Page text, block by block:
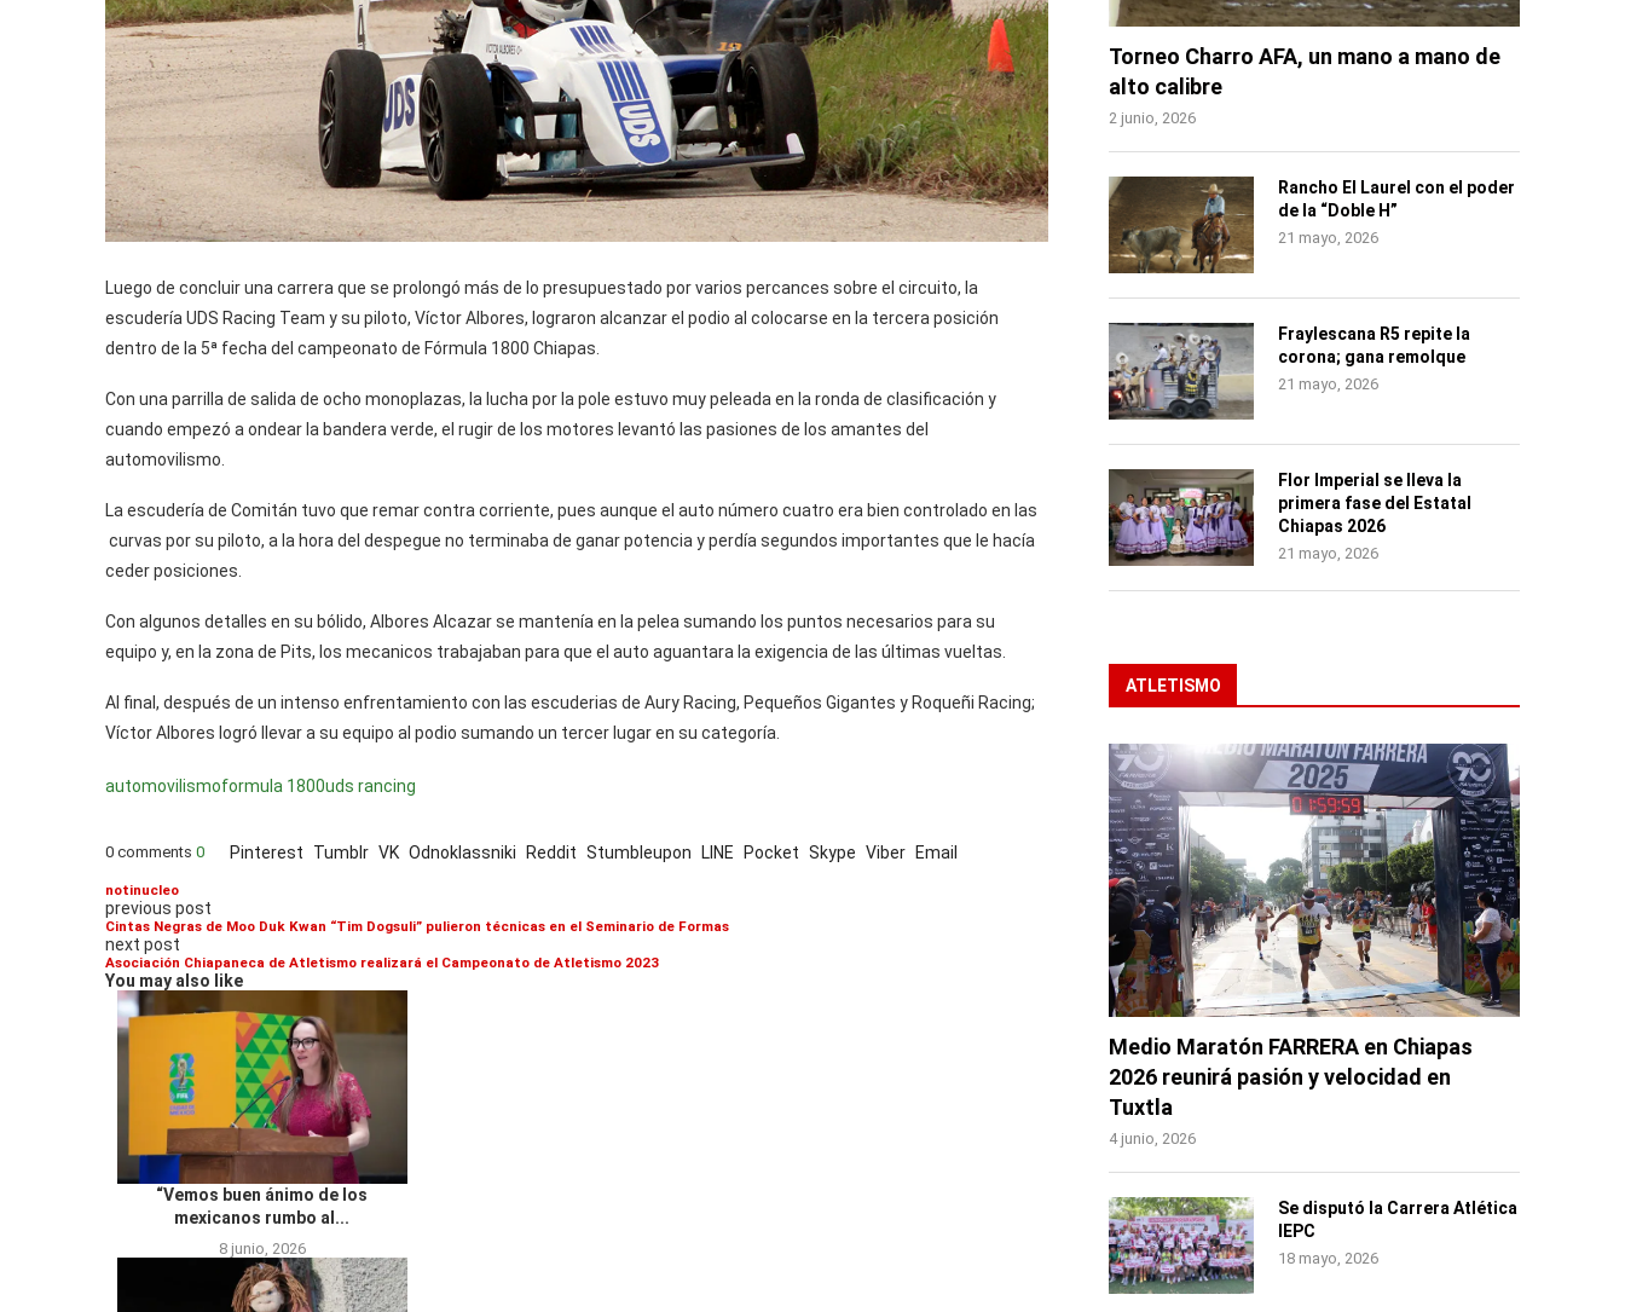
Luego de concluir una carrera que se prolongó más de lo presupuestado por varios percances sobre el circuito, la
escudería UDS Racing Team y su piloto, Víctor Albores, lograron alcanzar el podio al colocarse en la tercera posición
dentro de la 5ª fecha del campeonato de Fórmula 1800 Chiapas.
Con una parrilla de salida de ocho monoplazas, la lucha por la pole estuvo muy peleada en la ronda de clasificación y
cuando empezó a ondear la bandera verde, el rugir de los motores levantó las pasiones de los amantes del
automovilismo.
La escudería de Comitán tuvo que remar contra corriente, pues aunque el auto número cuatro era bien controlado en las
curvas por su piloto, a la hora del despegue no terminaba de ganar potencia y perdía segundos importantes que le hacía
ceder posiciones.
Con algunos detalles en su bólido, Albores Alcazar se mantenía en la pelea sumando los puntos necesarios para su
equipo y, en la zona de Pits, los mecanicos trabajaban para que el auto aguantara la exigencia de las últimas vueltas.
Al final, después de un intenso enfrentamiento con las escuderias de Aury Racing, Pequeños Gigantes y Roqueñi Racing;
Víctor Albores logró llevar a su equipo al podio sumando un tercer lugar en su categoría.
automovilismoformula 1800uds rancing
0 comments 0 Pinterest Tumblr VK Odnoklassniki Reddit Stumbleupon LINE Pocket Skype Viber Email
notinucleo
previous post
Cintas Negras de Moo Duk Kwan “Tim Dogsuli” pulieron técnicas en el Seminario de Formas
next post
Asociación Chiapaneca de Atletismo realizará el Campeonato de Atletismo 2023
You may also like
“Vemos buen ánimo de los
mexicanos rumbo al...
8 junio, 2026
Torneo Charro AFA, un mano a mano de
alto calibre
2 junio, 2026
Rancho El Laurel con el poder
de la “Doble H”
21 mayo, 2026
Fraylescana R5 repite la
corona; gana remolque
21 mayo, 2026
Flor Imperial se lleva la
primera fase del Estatal
Chiapas 2026
21 mayo, 2026
ATLETISMO
Medio Maratón FARRERA en Chiapas
2026 reunirá pasión y velocidad en
Tuxtla
4 junio, 2026
Se disputó la Carrera Atlética
IEPC
18 mayo, 2026